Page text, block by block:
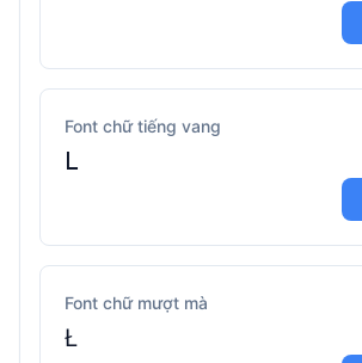
Font chữ tiếng vang
ᒪ
Font chữ mượt mà
Ł